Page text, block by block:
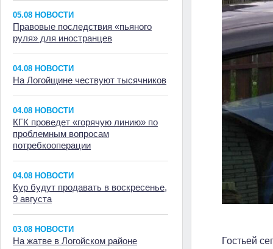
05.08 НОВОСТИ
Правовые последствия «пьяного
руля» для иностранцев
04.08 НОВОСТИ
На Логойщине чествуют тысячников
04.08 НОВОСТИ
КГК проведет «горячую линию» по
проблемным вопросам
потребкооперации
04.08 НОВОСТИ
Кур будут продавать в воскресенье,
9 августа
03.08 НОВОСТИ
На жатве в Логойском районе
Гостьей